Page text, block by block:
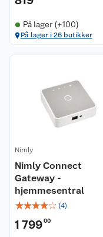
På lager (+100)
På lager i 26 butikker
Nimly
Nimly Connect
Gateway -
hjemmesentral
☆☆☆☆☆ (4)
1 79900